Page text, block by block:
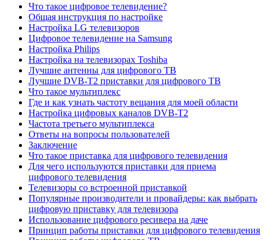
Что такое цифровое телевидение?
Общая инструкция по настройке
Настройка LG телевизоров
Цифровое телевидение на Samsung
Настройка Philips
Настройка на телевизорах Toshiba
Лучшие антенны для цифрового ТВ
Лучшие DVB-T2 приставки для цифрового ТВ
Что такое мультиплекс
Где и как узнать частоту вещания для моей области
Настройка цифровых каналов DVB-T2
Частота третьего мультиплекса
Ответы на вопросы пользователей
Заключение
Что такое приставка для цифрового телевидения
Для чего используются приставки для приема
цифрового телевидения
Телевизоры со встроенной приставкой
Популярные производители и провайдеры: как выбрать
цифровую приставку для телевизора
Использование цифрового ресивера на даче
Принцип работы приставки для цифрового телевидения